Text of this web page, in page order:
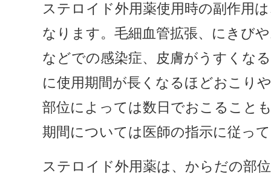
ステロイド外用薬使用時の副作用
なります。毛細血管拡張、にきび
などでの感染症、皮膚がうすくな
に使用期間が長くなるほどおこり
部位によっては数日でおこること
期間については医師の指示に従っ
ステロイド外用薬は、からだの部